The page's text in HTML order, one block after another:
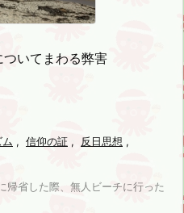
いてまわる弊害
, 信仰の証 , 反日思想 ,
省した際、無人ビーチに行った